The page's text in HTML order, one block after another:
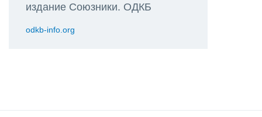
издание Союзники. ОДКБ
odkb-info.org